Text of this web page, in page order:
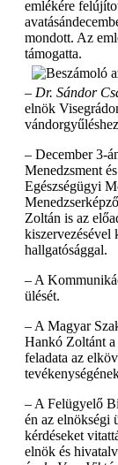
emlékére
mondott. Az
támogatta.
– Dr. Sándor
elnök
– December 3-
Menedzsment
Egészségügyi
Zoltán is az
kiszervezésével
hallgatósággal.
– A
ülését.
– A Magyar
Hankó Zoltánt a
feladata az
– A Felügyelő
én az elnökségi
kérdéseket
elnök és